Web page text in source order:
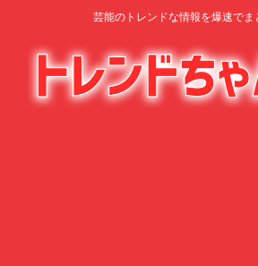
芸能のトレンドな情報を爆速でま